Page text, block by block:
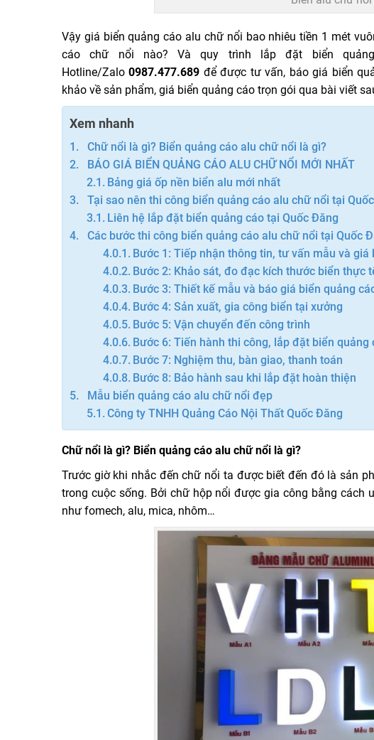
Vậy giá biển quảng cáo alu chữ nổi bao nhiêu tiền 1 mét
cáo chữ nổi nào? Và quy trình lắp đặt biển
Hotline/Zalo0987.477.689 để được tư vấn, báo giá biển
khảo về sản phẩm, giá biển quảng cáo trọn gói qua bài viết
Xem nhanh
Chữ nổi là gì? Biển quảng cáo alu chữ nổi là gì?
BÁO GIÁ BIỂN QUẢNG CÁO ALU CHỮ NỔI MỚI NHẤT
Bảng giá ốp nền biển alu mới nhất
Tại sao nên thi công biển quảng cáo alu chữ nổi tại
Liên hệ lắp đặt biển quảng cáo tại Quốc Đăng
Các bước thi công biển quảng cáo alu chữ nổi tại Quốc
Bước 1: Tiếp nhận thông tin, tư vấn mẫu và giá
Bước 2: Khảo sát, đo đạc kích thước biển thực
Bước 3: Thiết kế mẫu và báo giá biển quảng
Bước 4: Sản xuất, gia công biển tại xưởng
Bước 5: Vận chuyển đến công trình
Bước 6: Tiến hành thi công, lắp đặt biển quảng
Bước 7: Nghiệm thu, bàn giao, thanh toán
Bước 8: Bảo hành sau khi lắp đặt hoàn thiện
Mẫu biển quảng cáo alu chữ nổi đẹp
Công ty TNHH Quảng Cáo Nội Thất Quốc Đăng
Chữ nổi là gì? Biển quảng cáo alu chữ nổi là gì?
Trước giờ khi nhắc đến chữ nổi ta được biết đến đó là sản
trong cuộc sống. Bởi chữ hộp nổi được gia công bằng
như fomech, alu, mica, nhôm…